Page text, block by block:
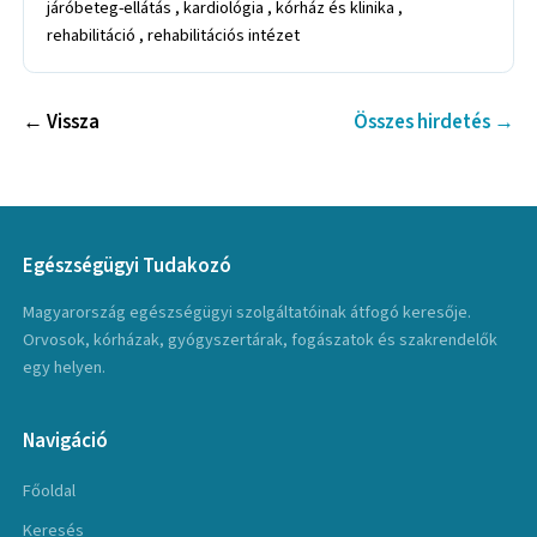
járóbeteg-ellátás , kardiológia , kórház és klinika ,
rehabilitáció , rehabilitációs intézet
← Vissza Összes hirdetés →
Egészségügyi Tudakozó
Magyarország egészségügyi szolgáltatóinak átfogó keresője.
Orvosok, kórházak, gyógyszertárak, fogászatok és szakrendelők
egy helyen.
Navigáció
Főoldal
Keresés